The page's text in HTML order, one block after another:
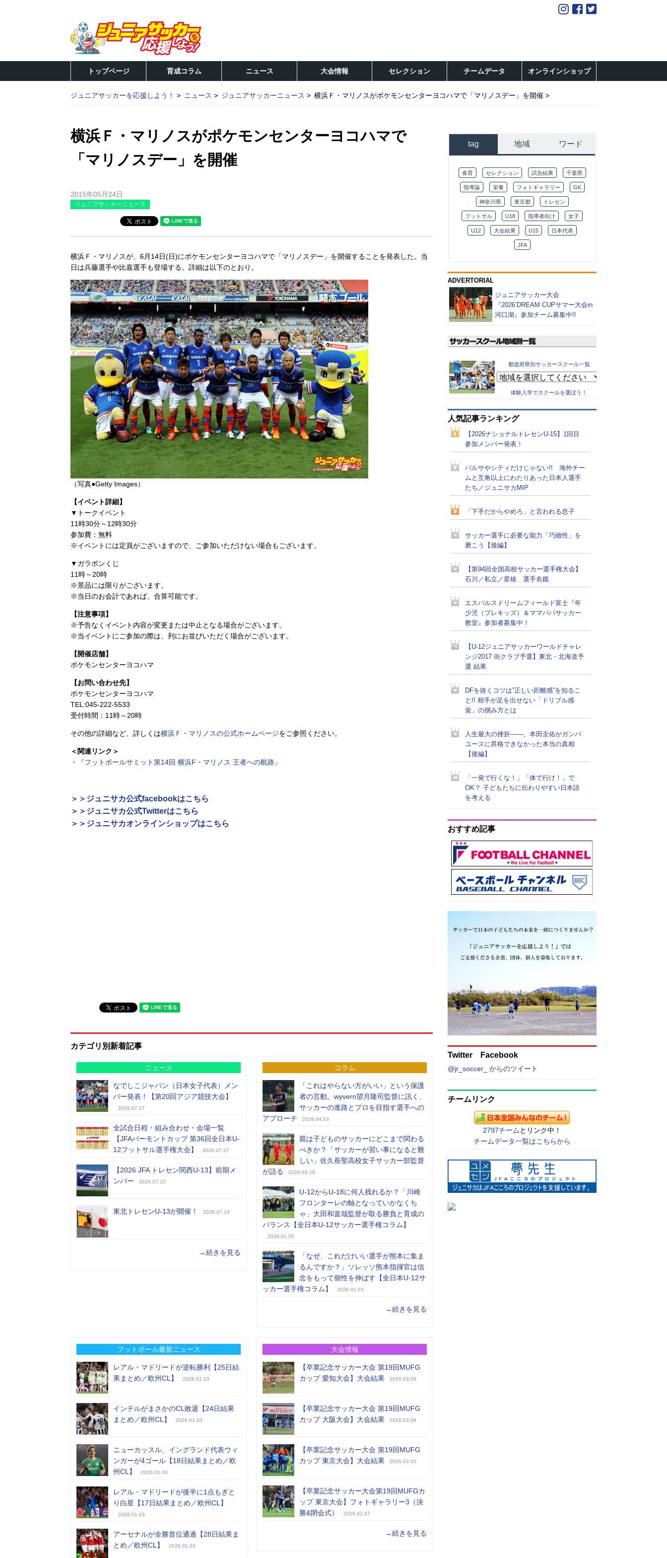
トップページ 育成コラム ニュース 大会情報 セレクション チームデータ オンラインショップ
ジュニアサッカーを応援しよう！ ニュース ジュニアサッカーニュース 横浜Ｆ・マリノスがポケモンセンターヨコハマで「マリノスデー」を開催
横浜Ｆ・マリノスがポケモンセンターヨコハマで
「マリノスデー」を開催
2015年05月24日
ジュニアサッカーニュース
横浜Ｆ・マリノスが、6月14日(日)にポケモンセンターヨコハマで「マリノスデー」を開催することを発表した。当
日は兵藤選手や比嘉選手も登場する。詳細は以下のとおり。
（写真●Getty Images）
【イベント詳細】
▼トークイベント
11時30分～12時30分
参加費：無料
※イベントには定員がございますので、ご参加いただけない場合もございます。
▼ガラポンくじ
11時～20時
※景品には限りがございます。
※当日のお会計であれば、合算可能です。
【注意事項】
※予告なくイベント内容が変更または中止となる場合がございます。
※当イベントにご参加の際は、列にお並びいただく場合がございます。
【開催店舗】
ポケモンセンターヨコハマ
【お問い合わせ先】
ポケモンセンターヨコハマ
TEL:045-222-5533
受付時間：11時～20時
その他の詳細など、詳しくは横浜Ｆ・マリノスの公式ホームページをご参照ください。
＜関連リンク＞
・
『フットボールサミット第14回 横浜F・マリノス 王者への航路』
＞＞ジュニサカ公式facebookはこちら
＞＞ジュニサカ公式Twitterはこちら
＞＞ジュニサカオンラインショップはこちら
カテゴリ別新着記事
ニュース
なでしこジャパン（日本女子代表）メン
バー発表！【第20回アジア競技大会】
2026.07.27
全試合日程・組み合わせ・会場一覧
【JFAバーモントカップ 第36回全日本U-
12フットサル選手権大会】
2026.07.27
【2026 JFA トレセン関西U-13】前期メ
ンバー
2026.07.15
東北トレセンU-13が開催！ 2026.07.14
→続きを見る
コラム
「これはやらない方がいい」という保護
者の言動。wyvern望月隆司監督に訊く、
サッカーの進路とプロを目指す選手への
アプローチ
2026.04.03
親は子どものサッカーにどこまで関わる
べきか？「サッカーが習い事になると難
しい」佐久長聖高校女子サッカー部監督
が語る
2026.03.18
U-12からU-18に何人残れるか？「川崎
フロンターレの軸となっていかなくち
ゃ」大田和直哉監督が取る勝負と育成の
バランス【全日本U-12サッカー選手権コラム】
2026.01.05
「なぜ、これだけいい選手が熊本に集ま
るんですか？」ソレッソ熊本指揮官は信
念をもって個性を伸ばす【全日本U-12サ
ッカー選手権コラム】
2026.01.03
→続きを見る
フットボール最新ニュース
レアル・マドリードが逆転勝利【25日結
果まとめ／欧州CL】
2026.01.03
インテルがまさかのCL敗退【24日結果
まとめ／欧州CL】
2026.01.03
ニューカッスル、イングランド代表ウィ
ンガーが4ゴール【18日結果まとめ／欧
州CL】
2026.01.03
レアル・マドリードが後半に1点もぎと
り白星【17日結果まとめ／欧州CL】
2026.01.03
アーセナルが全勝首位通過【28日結果ま
とめ／欧州CL】
2026.01.03
大会情報
【卒業記念サッカー大会 第19回MUFG
カップ 愛知大会】大会結果
2026.03.09
【卒業記念サッカー大会 第19回MUFG
カップ 大阪大会】大会結果
2026.03.09
【卒業記念サッカー大会 第19回MUFG
カップ 東京大会】大会結果
2026.03.02
【卒業記念サッカー大会第19回MUFGカ
ップ 東京大会】フォトギャラリー3（決
勝&閉会式）
2026.02.27
→続きを見る
tag 地域 ワード
食育 セレクション 試合結果 千葉県
指導論 栄養 フォトギャラリー GK
神奈川県 東京都 トレセン
フットサル U18 指導者向け 女子
U12 大会結果 U15 日本代表
JFA
ADVERTORIAL
ジュニアサッカー大会
『2026’DREAM CUPサマー大会in
河口湖』参加チーム募集中!!
都道府県別サッカースクール一覧
体験入学でスクールを選ぼう！
人気記事ランキング
【2026ナショナルトレセンU-15】1回目
参加メンバー発表！
バルサやシティだけじゃない!! 海外チー
ムと互角以上にわたりあった日本人選手
たち／ジュニサカMIP
「下手だからやめろ」と言われる息子
サッカー選手に必要な能力「巧緻性」を
磨こう【後編】
【第94回全国高校サッカー選手権大会】
石川／私立／星稜 選手名鑑
エスパルスドリームフィールド富士『年
少児（プレキッズ）＆ママパパサッカー
教室』参加者募集中！
【U-12ジュニアサッカーワールドチャレ
ンジ2017 街クラブ予選】東北・北海道予
選 結果
DFを抜くコツは”正しい距離感”を知るこ
と!! 相手が足を出せない「ドリブル感
覚」の掴み方とは
人生最大の挫折――。本田圭佑がガンバ
ユースに昇格できなかった本当の真相
【後編】
「一発で行くな！」「体で行け！」で
OK？ 子どもたちに伝わりやすい日本語
を考える
おすすめ記事
Twitter Facebook
@jr_soccer_ からのツイート
チームリンク
2797チーム とリンク中！
チームデータ一覧はこちらから